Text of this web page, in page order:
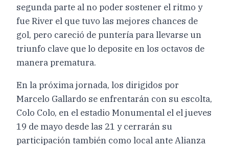
segunda parte al no poder sostener el ritmo y
fue River el que tuvo las mejores chances de
gol, pero careció de puntería para llevarse un
triunfo clave que lo deposite en los octavos de
manera prematura.
En la próxima jornada, los dirigidos por
Marcelo Gallardo se enfrentarán con su escolta,
Colo Colo, en el estadio Monumental el el jueves
19 de mayo desde las 21 y cerrarán su
participación también como local ante Alianza